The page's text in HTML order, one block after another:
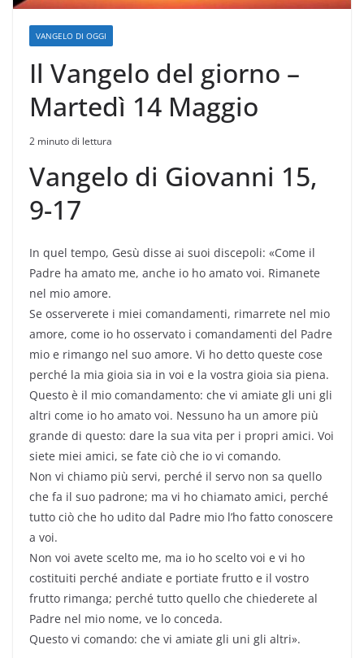
VANGELO DI OGGI
Il Vangelo del giorno –
Martedì 14 Maggio
2 minuto di lettura
Vangelo di Giovanni 15,
9-17
In quel tempo, Gesù disse ai suoi discepoli: «Come il
Padre ha amato me, anche io ho amato voi. Rimanete
nel mio amore.
Se osserverete i miei comandamenti, rimarrete nel mio
amore, come io ho osservato i comandamenti del Padre
mio e rimango nel suo amore. Vi ho detto queste cose
perché la mia gioia sia in voi e la vostra gioia sia piena.
Questo è il mio comandamento: che vi amiate gli uni gli
altri come io ho amato voi. Nessuno ha un amore più
grande di questo: dare la sua vita per i propri amici. Voi
siete miei amici, se fate ciò che io vi comando.
Non vi chiamo più servi, perché il servo non sa quello
che fa il suo padrone; ma vi ho chiamato amici, perché
tutto ciò che ho udito dal Padre mio l’ho fatto conoscere
a voi.
Non voi avete scelto me, ma io ho scelto voi e vi ho
costituiti perché andiate e portiate frutto e il vostro
frutto rimanga; perché tutto quello che chiederete al
Padre nel mio nome, ve lo conceda.
Questo vi comando: che vi amiate gli uni gli altri».